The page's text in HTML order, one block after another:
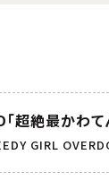
「超絶最かわて
GIRL